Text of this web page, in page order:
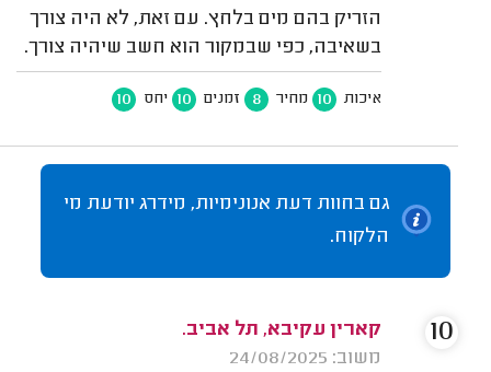
הזריק בהם מים בלחץ. עם זאת, לא היה צורך
בשאיבה, כפי שבמקור הוא חשב שיהיה צורך.
איכות 10 מחיר 8 זמנים 10 יחס 10
גם בחוות דעת אנונימיות, מידרג יודעת מי
הלקוח.
קארין עקיבא, תל אביב.
משוב: 24/08/2025
10